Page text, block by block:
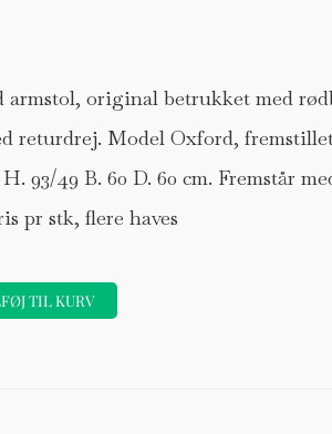
armstol, original betrukket med
returdrej. Model Oxford,
93/49 B. 60 D. 60 cm. Fremstår
pr stk, flere haves
TIL KURV